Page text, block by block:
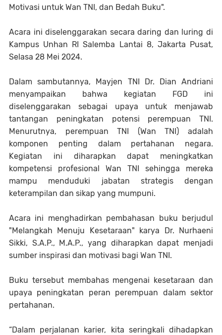
Motivasi untuk Wan TNI, dan Bedah Buku".
Acara ini diselenggarakan secara daring dan luring di
Kampus Unhan RI Salemba Lantai 8, Jakarta Pusat,
Selasa 28 Mei 2024.
Dalam sambutannya, Mayjen TNI Dr. Dian Andriani
menyampaikan bahwa kegiatan FGD ini
diselenggarakan sebagai upaya untuk menjawab
tantangan peningkatan potensi perempuan TNI.
Menurutnya, perempuan TNI (Wan TNI) adalah
komponen penting dalam pertahanan negara.
Kegiatan ini diharapkan dapat meningkatkan
kompetensi profesional Wan TNI sehingga mereka
mampu menduduki jabatan strategis dengan
keterampilan dan sikap yang mumpuni.
Acara ini menghadirkan pembahasan buku berjudul
"Melangkah Menuju Kesetaraan" karya Dr. Nurhaeni
Sikki, S.A.P., M.A.P., yang diharapkan dapat menjadi
sumber inspirasi dan motivasi bagi Wan TNI.
Buku tersebut membahas mengenai kesetaraan dan
upaya peningkatan peran perempuan dalam sektor
pertahanan.
“Dalam perjalanan karier, kita seringkali dihadapkan